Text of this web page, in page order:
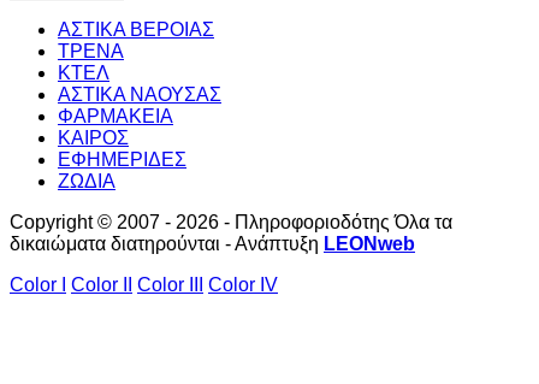
ΑΣΤΙΚΑ ΒΕΡΟΙΑΣ
ΤΡΕΝΑ
ΚΤΕΛ
ΑΣΤΙΚΑ ΝΑΟΥΣΑΣ
ΦΑΡΜΑΚΕΙΑ
ΚΑΙΡΟΣ
ΕΦΗΜΕΡΙΔΕΣ
ΖΩΔΙΑ
Copyright © 2007 - 2026 - Πληροφοριοδότης Όλα τα
δικαιώματα διατηρούνται - Ανάπτυξη LEONweb
Color I
Color II Color III Color IV